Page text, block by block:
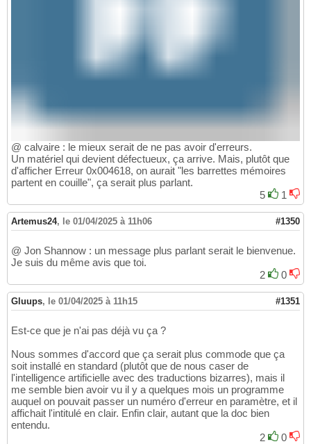
@ calvaire : le mieux serait de ne pas avoir d'erreurs.
Un matériel qui devient défectueux, ça arrive. Mais, plutôt que
d'afficher Erreur 0x004618, on aurait "les barrettes mémoires
partent en couille", ça serait plus parlant.
5
1
Artemus24, le 01/04/2025 à 11h06 #1350
@ Jon Shannow : un message plus parlant serait le bienvenue.
Je suis du même avis que toi.
2
0
Gluups, le 01/04/2025 à 11h15 #1351
Est-ce que je n'ai pas déjà vu ça ?
Nous sommes d'accord que ça serait plus commode que ça
soit installé en standard (plutôt que de nous caser de
l'intelligence artificielle avec des traductions bizarres), mais il
me semble bien avoir vu il y a quelques mois un programme
auquel on pouvait passer un numéro d'erreur en paramètre, et il
affichait l'intitulé en clair. Enfin clair, autant que la doc bien
entendu.
2
0